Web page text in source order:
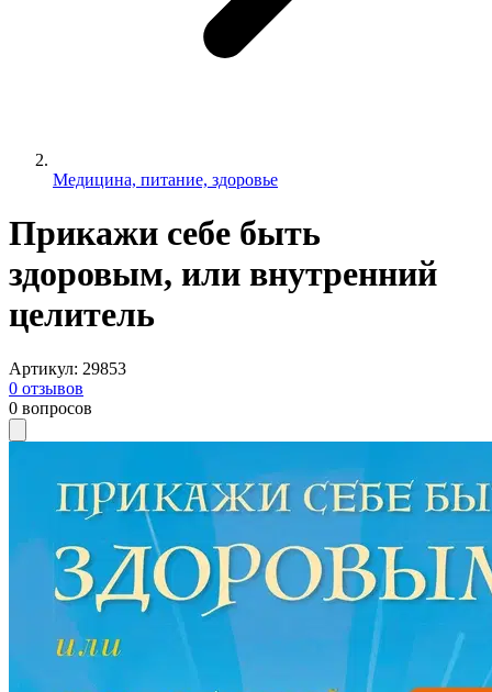
Медицина, питание, здоровье
Прикажи себе быть
здоровым, или внутренний
целитель
Артикул: 29853
0 отзывов
0 вопросов